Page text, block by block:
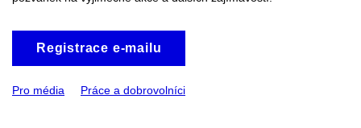
Registrace e-mailu
Pro média Práce a dobrovolníci